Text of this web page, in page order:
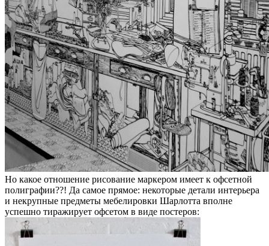
Но какое отношение рисование маркером имеет к офсетной
полиграфии??! Да самое прямое: некоторые детали интерьера
и некрупные предметы мебелировки Шарлотта вполне
успешно тиражирует офсетом в виде постеров: